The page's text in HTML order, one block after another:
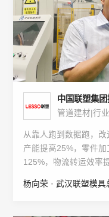
中国联塑集
管道建材|行
从靠人跑到数据跑，改
产能提高25%，零件
125%，物流转运效率
长更是从24小时下降到
杨向荣 · 武汉联塑模具